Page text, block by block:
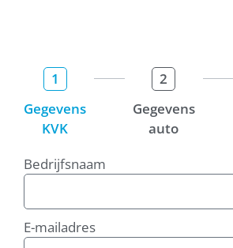
1
Gegevens
KVK
2
Gegevens
auto
Bedrijfsnaam
E-mailadres